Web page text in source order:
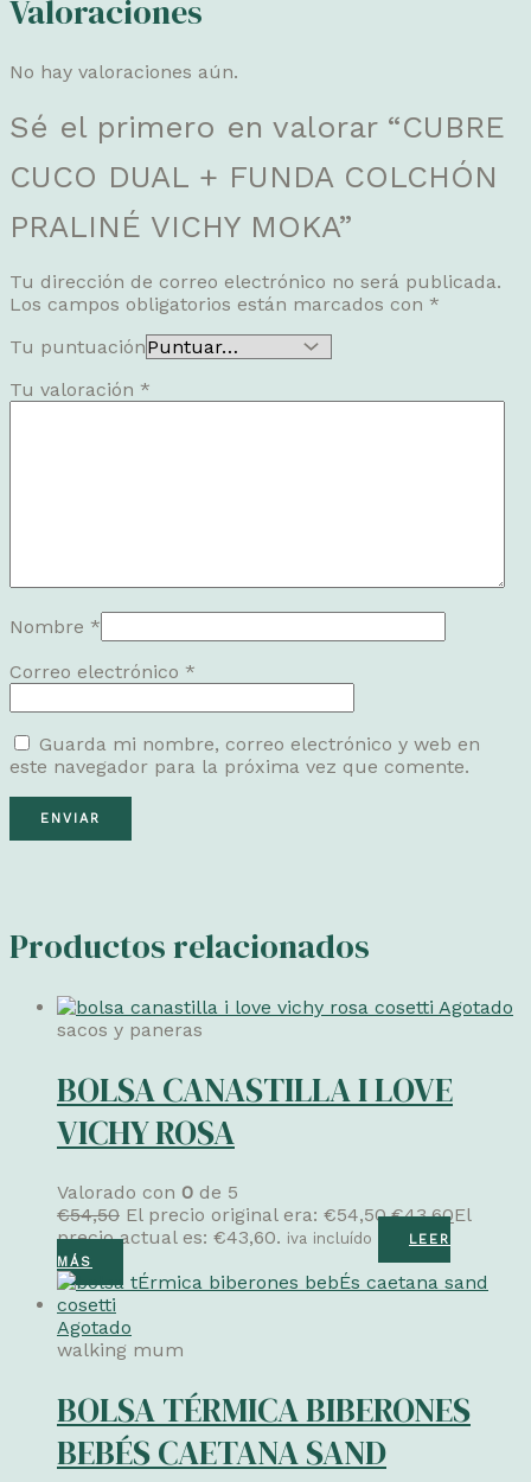
Valoraciones
No hay valoraciones aún.
Sé el primero en valorar “CUBRE
CUCO DUAL + FUNDA COLCHÓN
PRALINÉ VICHY MOKA”
Tu dirección de correo electrónico no será publicada.
Los campos obligatorios están marcados con *
Tu puntuación
Tu valoración *
Nombre *
Correo electrónico *
Guarda mi nombre, correo electrónico y web en
este navegador para la próxima vez que comente.
Productos relacionados
Agotado
sacos y paneras
BOLSA CANASTILLA I LOVE
VICHY ROSA
Valorado con 0 de 5
€54,50 El precio original era: €54,50.€43,60El
precio actual es: €43,60. iva incluído
LEER
MÁS
Agotado
walking mum
BOLSA TÉRMICA BIBERONES
BEBÉS CAETANA SAND